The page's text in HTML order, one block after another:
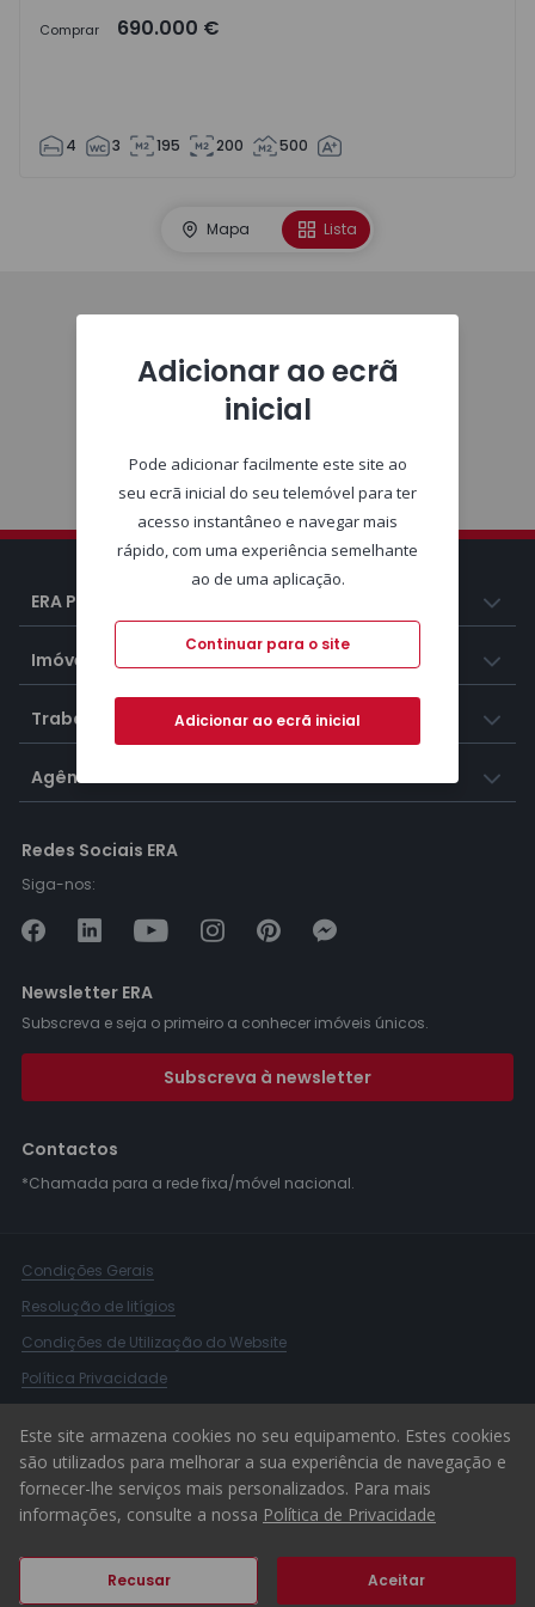
Comprar 690.000 €
4 3 195 200 500
Mapa Lista
ERA Portugal
Imóveis
Trabalhar na ERA
Agências ERA
Redes Sociais ERA
Siga-nos:
Newsletter ERA
Subscreva e seja o primeiro a conhecer imóveis únicos.
Subscreva à newsletter
Contactos
*Chamada para a rede fixa/móvel nacional.
Condições Gerais
Resolução de litígios
Condições de Utilização do Website
Política Privacidade
© 2026 ERA Portugal
Este site armazena cookies no seu equipamento. Estes cookies
são utilizados para melhorar a sua experiência de navegação e
fornecer-lhe serviços mais personalizados. Para mais
informações, consulte a nossa Política de Privacidade
Recusar Aceitar
Adicionar ao ecrã
inicial
Pode adicionar facilmente este site ao
seu ecrã inicial do seu telemóvel para ter
acesso instantâneo e navegar mais
rápido, com uma experiência semelhante
ao de uma aplicação.
Continuar para o site
Adicionar ao ecrã inicial